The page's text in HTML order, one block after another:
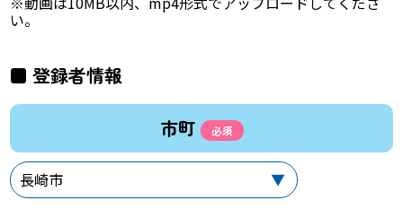
い。
登録者情報
市町